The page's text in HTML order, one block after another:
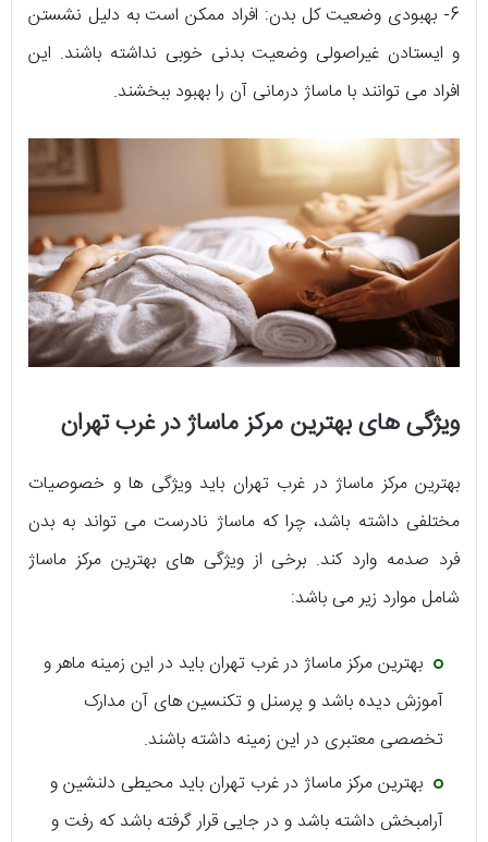
6- بهبودی وضعیت کل بدن: افراد ممکن است به دلیل نشستن
و ایستادن غیراصولی وضعیت بدنی خوبی نداشته باشند. این
افراد می توانند با ماساژ درمانی آن را بهبود ببخشند.
ویژگی های بهترین مرکز ماساژ در غرب تهران
بهترین مرکز ماساژ در غرب تهران باید ویژگی ها و خصوصیات
مختلفی داشته باشد، چرا که ماساژ نادرست می تواند به بدن
فرد صدمه وارد کند. برخی از ویژگی های بهترین مرکز ماساژ
شامل موارد زیر می باشد:
بهترین مرکز ماساژ در غرب تهران باید در این زمینه ماهر و
آموزش دیده باشد و پرسنل و تکنسین های آن مدارک
تخصصی معتبری در این زمینه داشته باشند.
بهترین مرکز ماساژ در غرب تهران باید محیطی دلنشین و
آرامبخش داشته باشد و در جایی قرار گرفته باشد که رفت و